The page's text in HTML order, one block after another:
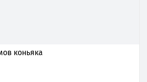
коньяка